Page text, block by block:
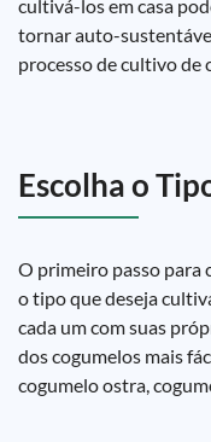
cultivá-los em casa
tornar auto-
processo de cultivo de
Escolha o
O primeiro passo para
o tipo que deseja
cada um com suas
dos cogumelos mais
cogumelo ostra,